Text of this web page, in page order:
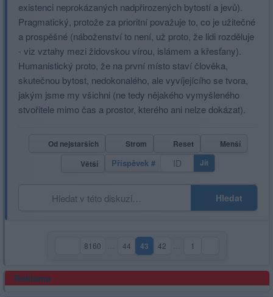
existenci neprokázaných nadpřirozených bytostí a jevů).
Pragmatický, protože za prioritní považuje to, co je užitečné
a prospěšné (náboženství to není, už proto, že lidi rozděluje
- viz vztahy mezi židovskou vírou, islámem a křesťany).
Humanistický proto, že na první místo staví člověka,
skutečnou bytost, nedokonalého, ale vyvíjejícího se tvora,
jakým jsme my všichni (ne tedy nějakého vymyšleného
stvořitele mimo čas a prostor, kterého ani nelze dokázat).
Od nejstarších Strom Reset
Menší
Větší
Příspěvek # Jít
Hledat
8160 44 43(aktuální strana)
42 1
Reklama